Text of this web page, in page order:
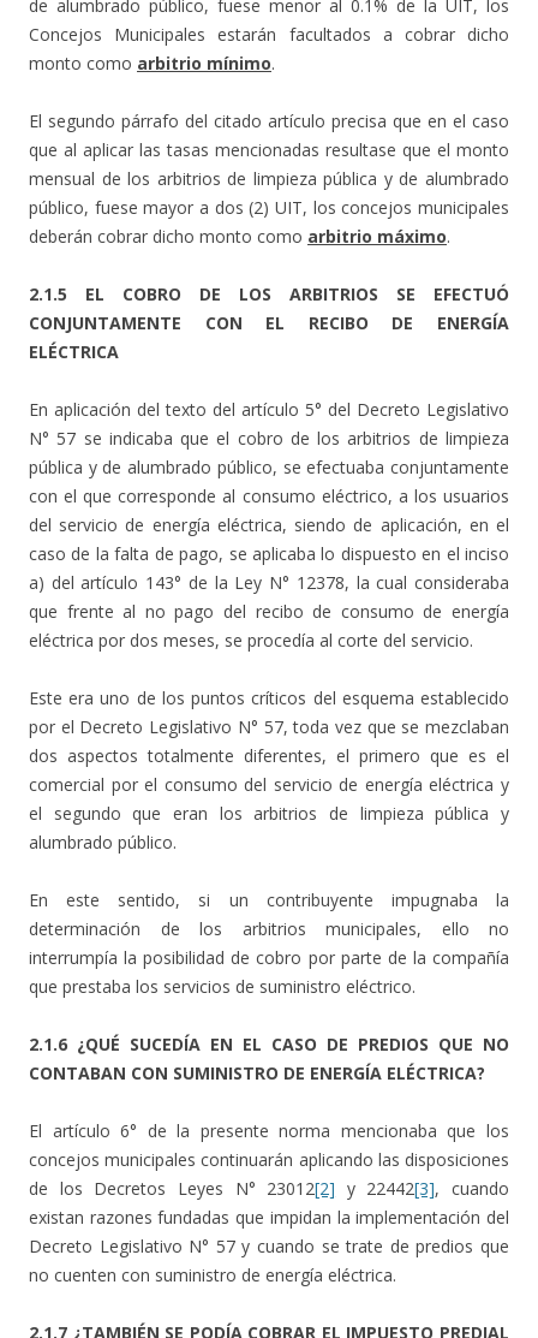
de alumbrado público, fuese menor al 0.1% de la UIT, los
Concejos Municipales estarán facultados a cobrar dicho
monto como arbitrio mínimo.
El segundo párrafo del citado artículo precisa que en el caso
que al aplicar las tasas mencionadas resultase que el monto
mensual de los arbitrios de limpieza pública y de alumbrado
público, fuese mayor a dos (2) UIT, los concejos municipales
deberán cobrar dicho monto como arbitrio máximo.
2.1.5 EL COBRO DE LOS ARBITRIOS SE EFECTUÓ
CONJUNTAMENTE CON EL RECIBO DE ENERGÍA
ELÉCTRICA
En aplicación del texto del artículo 5° del Decreto Legislativo
N° 57 se indicaba que el cobro de los arbitrios de limpieza
pública y de alumbrado público, se efectuaba conjuntamente
con el que corresponde al consumo eléctrico, a los usuarios
del servicio de energía eléctrica, siendo de aplicación, en el
caso de la falta de pago, se aplicaba lo dispuesto en el inciso
a) del artículo 143° de la Ley N° 12378, la cual consideraba
que frente al no pago del recibo de consumo de energía
eléctrica por dos meses, se procedía al corte del servicio.
Este era uno de los puntos críticos del esquema establecido
por el Decreto Legislativo N° 57, toda vez que se mezclaban
dos aspectos totalmente diferentes, el primero que es el
comercial por el consumo del servicio de energía eléctrica y
el segundo que eran los arbitrios de limpieza pública y
alumbrado público.
En este sentido, si un contribuyente impugnaba la
determinación de los arbitrios municipales, ello no
interrumpía la posibilidad de cobro por parte de la compañía
que prestaba los servicios de suministro eléctrico.
2.1.6 ¿QUÉ SUCEDÍA EN EL CASO DE PREDIOS QUE NO
CONTABAN CON SUMINISTRO DE ENERGÍA ELÉCTRICA?
El artículo 6° de la presente norma mencionaba que los
concejos municipales continuarán aplicando las disposiciones
de los Decretos Leyes N° 23012[2] y 22442[3], cuando
existan razones fundadas que impidan la implementación del
Decreto Legislativo N° 57 y cuando se trate de predios que
no cuenten con suministro de energía eléctrica.
2.1.7 ¿TAMBIÉN SE PODÍA COBRAR EL IMPUESTO PREDIAL